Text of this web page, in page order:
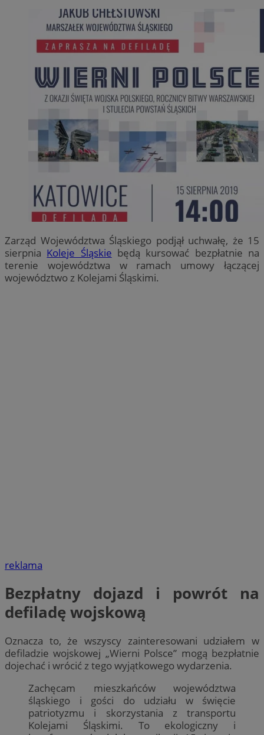
Zarząd Województwa Śląskiego podjął uchwałę, że 15
sierpnia Koleje Śląskie będą kursować bezpłatnie na
terenie województwa w ramach umowy łączącej
województwo z Kolejami Śląskimi.
reklama
Bezpłatny dojazd i powrót na
defiladę wojskową
Oznacza to, że wszyscy zainteresowani udziałem w
defiladzie wojskowej „Wierni Polsce” mogą bezpłatnie
dojechać i wrócić z tego wyjątkowego wydarzenia.
Zachęcam mieszkańców województwa
śląskiego i gości do udziału w święcie
patriotyzmu i skorzystania z transportu
Kolejami Śląskimi. To ekologiczny i